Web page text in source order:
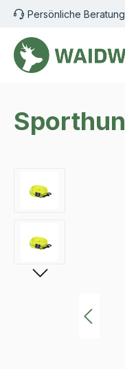
Hauptinhalt springen
Zur Suche springen
ZurPersönliche Beratung